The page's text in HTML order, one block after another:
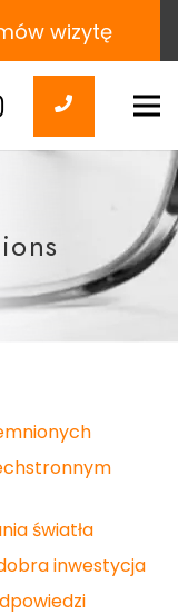
wizytę
światła
inwestycja